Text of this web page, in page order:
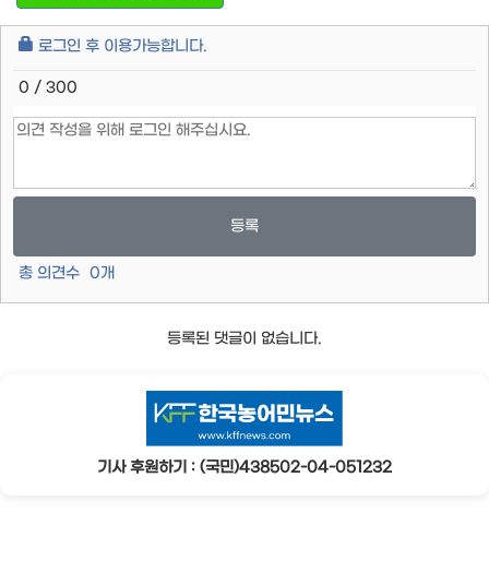
로그인 후 이용가능합니다.
0 / 300
등록
총 의견수 0개
등록된 댓글이 없습니다.
기사 후원하기 : (국민)438502-04-051232